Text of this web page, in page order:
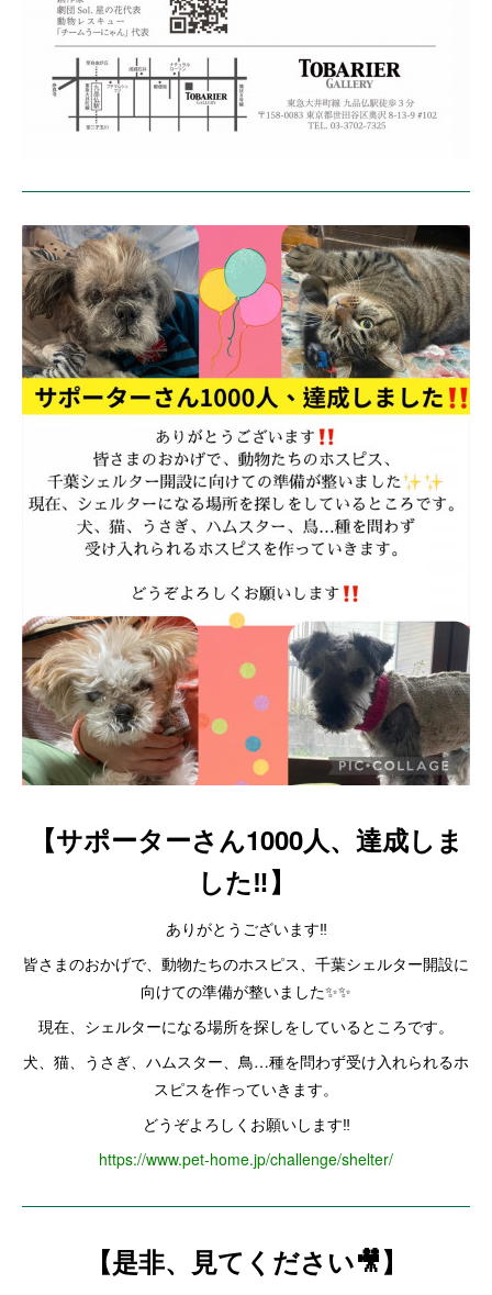
【サポーターさん1000人、達成しま
した‼️】
ありがとうございます‼️
皆さまのおかげで、動物たちのホスピス、千葉シェルター開設に
向けての準備が整いました✨✨
現在、シェルターになる場所を探しをしているところです。
犬、猫、うさぎ、ハムスター、鳥…種を問わず受け入れられるホ
スピスを作っていきます。
どうぞよろしくお願いします‼️
https://www.pet-home.jp/challenge/shelter/
【是非、見てください🎥】